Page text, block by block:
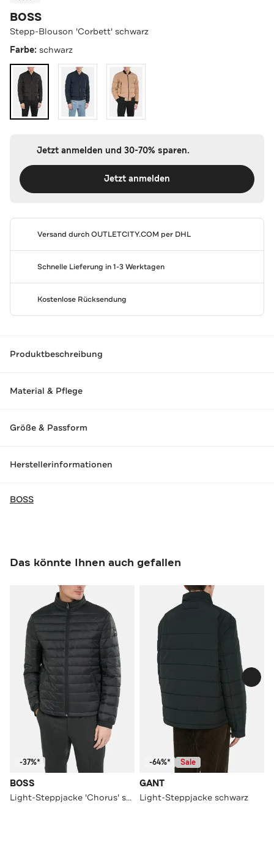
BOSS
Stepp-Blouson 'Corbett' schwarz
Farbe: schwarz
Jetzt anmelden und 30-70% sparen.
Jetzt anmelden
Versand durchOUTLETCITY.COM per DHL
Schnelle Lieferung in 1-3 Werktagen
Kostenlose Rücksendung
Produktbeschreibung
Material & Pflege
Größe & Passform
Herstellerinformationen
BOSS
Das könnte Ihnen auch gefallen
-37%*
BOSS
Light-Steppjacke 'Chorus' schwarz
-64%* Sale
GANT
Light-Steppjacke schwarz